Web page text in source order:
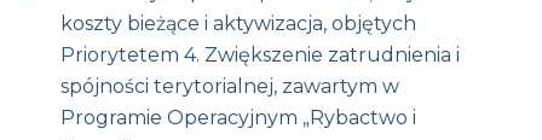
koszty bieżące i aktywizacja, objętych
Priorytetem 4. Zwiększenie zatrudnienia i
spójności terytorialnej, zawartym w
Programie Operacyjnym „Rybactwo i